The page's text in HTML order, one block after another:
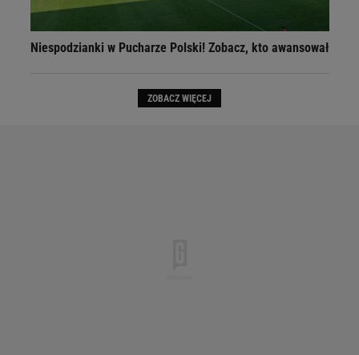
Niespodzianki w Pucharze Polski! Zobacz, kto awansował
ZOBACZ WIĘCEJ